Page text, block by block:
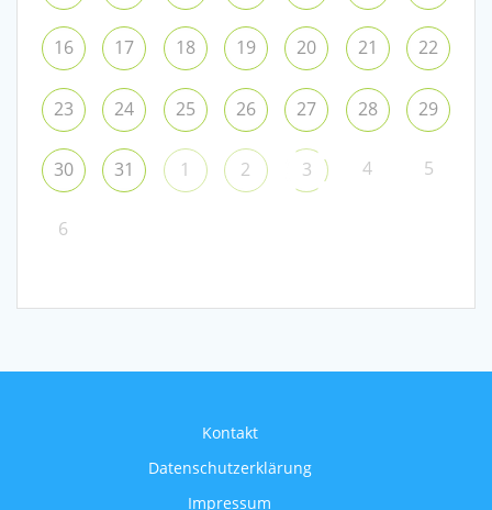
16 17 18 19 20 21 22
23 24 25 26 27 28 29
30 31 1 2 3 4 5
6
Kontakt
Datenschutzerklärung
Impressum